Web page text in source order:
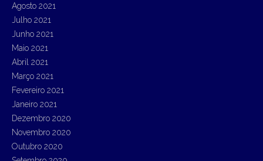
Agosto 2021
Julho 2021
Junho 2021
Maio 2021
Abril 2021
Março 2021
Fevereiro 2021
Janeiro 2021
Dezembro 2020
Novembro 2020
Outubro 2020